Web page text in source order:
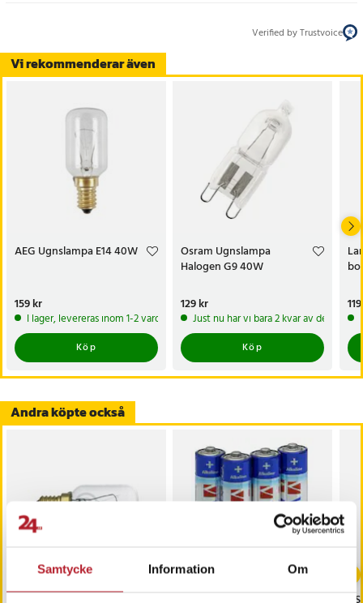
Samtycke Information Om
Vi rekommenderar även
AEG Ugnslampa E14 40W
Pris:159 kr
159 kr
I lager, levereras inom 1-2 vardagar
Köp
Osram Ugnslampa
Halogen G9 40W
Pris:129 kr
129 kr
Just nu har vi bara 2 kvar av denna
Köp
Verified by Trustvoice
Andra köpte också
-29